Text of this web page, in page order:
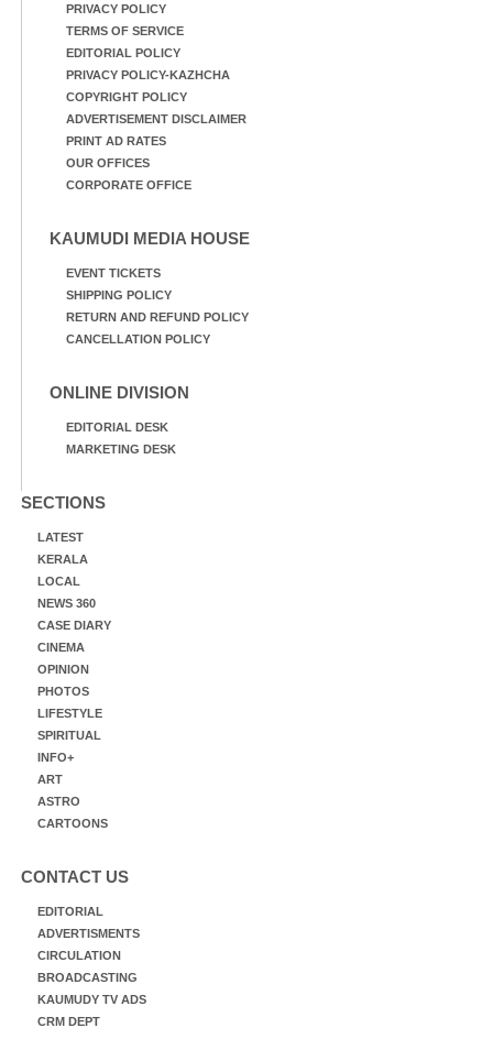
PRIVACY POLICY
TERMS OF SERVICE
EDITORIAL POLICY
PRIVACY POLICY-KAZHCHA
COPYRIGHT POLICY
ADVERTISEMENT DISCLAIMER
PRINT AD RATES
OUR OFFICES
CORPORATE OFFICE
KAUMUDI MEDIA HOUSE
EVENT TICKETS
SHIPPING POLICY
RETURN AND REFUND POLICY
CANCELLATION POLICY
ONLINE DIVISION
EDITORIAL DESK
MARKETING DESK
SECTIONS
LATEST
KERALA
LOCAL
NEWS 360
CASE DIARY
CINEMA
OPINION
PHOTOS
LIFESTYLE
SPIRITUAL
INFO+
ART
ASTRO
CARTOONS
CONTACT US
EDITORIAL
ADVERTISMENTS
CIRCULATION
BROADCASTING
KAUMUDY TV ADS
CRM DEPT